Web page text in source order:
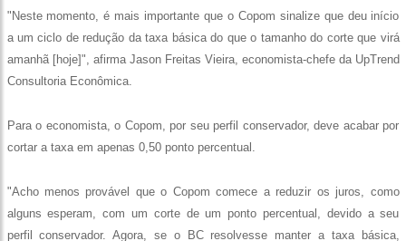
"Neste momento, é mais importante que o Copom sinalize que deu início
a um ciclo de redução da taxa básica do que o tamanho do corte que virá
amanhã [hoje]", afirma Jason Freitas Vieira, economista-chefe da UpTrend
Consultoria Econômica.
Para o economista, o Copom, por seu perfil conservador, deve acabar por
cortar a taxa em apenas 0,50 ponto percentual.
"Acho menos provável que o Copom comece a reduzir os juros, como
alguns esperam, com um corte de um ponto percentual, devido a seu
perfil conservador. Agora, se o BC resolvesse manter a taxa básica,